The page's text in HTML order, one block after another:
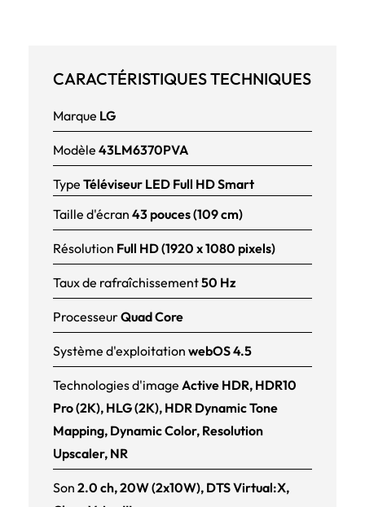
CARACTÉRISTIQUES TECHNIQUES
Marque LG
Modèle 43LM6370PVA
Type Téléviseur LED Full HD Smart
Taille d'écran 43 pouces (109 cm)
Résolution Full HD (1920 x 1080 pixels)
Taux de rafraîchissement50 Hz
ProcesseurQuad Core
Système d'exploitation webOS 4.5
Technologies d'image Active HDR, HDR10
Pro (2K), HLG (2K), HDR Dynamic Tone
Mapping, Dynamic Color, Resolution
Upscaler, NR
Son 2.0 ch, 20W (2x10W), DTS Virtual:X,